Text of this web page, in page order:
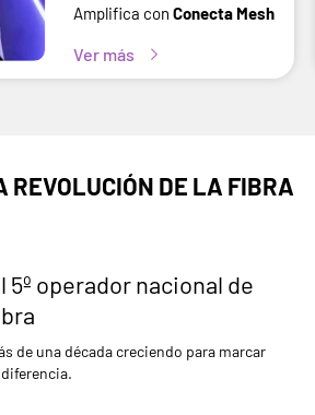
Amplifica con Conecta Mesh
Ver más
REVOLUCIÓN DE LA FIBRA
5º operador nacional de
de una década creciendo para marcar
diferencia.